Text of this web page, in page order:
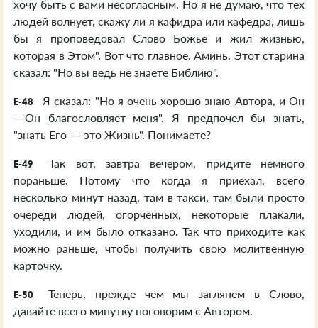
хочу быть с вами несогласным. Но я не думаю, что тех
людей волнует, скажу ли я кафидра или кафедра, лишь
бы я проповедовал Слово Божье и жил жизнью,
которая в Этом". Вот что главное. Аминь. Этот старина
сказал: "Но вы ведь не знаете Библию".
E-48
Я сказал: "Но я очень хорошо знаю Автора, и Он
—Он благословляет меня". Я предпочел бы знать,
"знать Его — это Жизнь". Понимаете?
E-49
Так вот, завтра вечером, придите немного
пораньше. Потому что когда я приехал, всего
несколько минут назад, там в такси, там были просто
очереди людей, огорченных, некоторые плакали,
уходили, и им было отказано. Так что приходите как
можно раньше, чтобы получить свою молитвенную
карточку.
E-50
Теперь, прежде чем мы заглянем в Слово,
давайте всего минутку поговорим с Автором.